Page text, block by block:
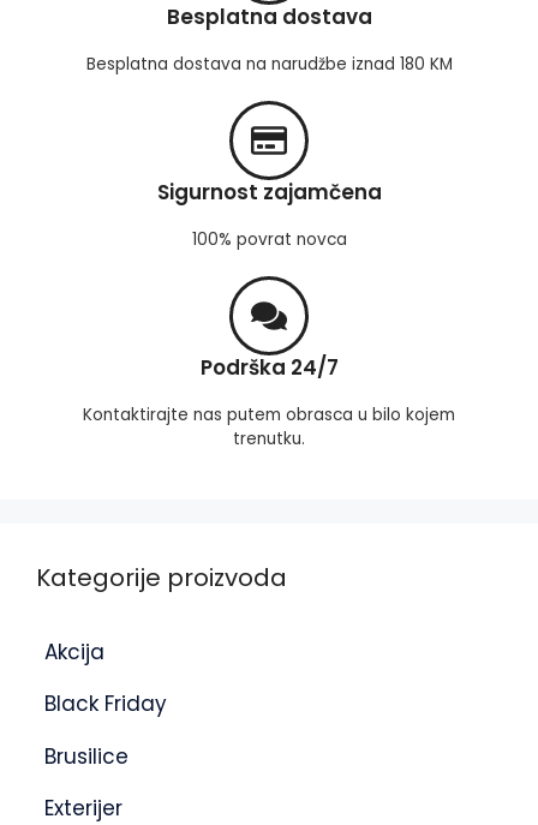
Besplatna dostava
Besplatna dostava na narudžbe iznad 180 KM
Sigurnost zajamčena
100% povrat novca
Podrška 24/7
Kontaktirajte nas putem obrasca u bilo kojem
trenutku.
Kategorije proizvoda
Akcija
Black Friday
Brusilice
Exterijer